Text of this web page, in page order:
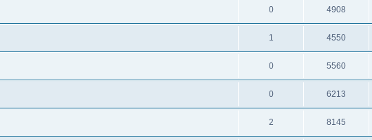
0 4908
1 4550
0 5560
0 6213
2 8145